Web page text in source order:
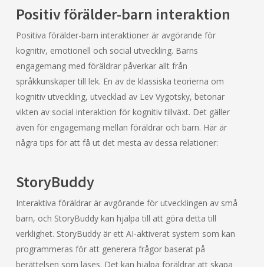
Positiv förälder-barn interaktion
Positiva förälder-barn interaktioner är avgörande för
kognitiv, emotionell och social utveckling. Barns
engagemang med föräldrar påverkar allt från
språkkunskaper till lek. En av de klassiska teorierna om
kognitiv utveckling, utvecklad av Lev Vygotsky, betonar
vikten av social interaktion för kognitiv tillväxt. Det gäller
även för engagemang mellan föräldrar och barn. Här är
några tips för att få ut det mesta av dessa relationer:
StoryBuddy
Interaktiva föräldrar är avgörande för utvecklingen av små
barn, och StoryBuddy kan hjälpa till att göra detta till
verklighet. StoryBuddy är ett AI-aktiverat system som kan
programmeras för att generera frågor baserat på
berättelsen som läses. Det kan hjälpa föräldrar att skapa